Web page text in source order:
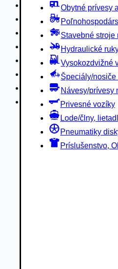
Obytné prívesy
Stavebné stroje
Hydraulické
Vysokozdvižné
Špeciály/
Návesy/prívesy
Privesné vozíky
Lode/člny,
Pneumatiky
Príslušenstvo,
Hydraulické ruky
Vysokozdvižné vozíky
Špeciály/nosiče
Návesy/prívesy
Privesné vozíky
Lode/člny, lietadlá/
Pneumatiky disky
Príslušenstvo, Oblečenie